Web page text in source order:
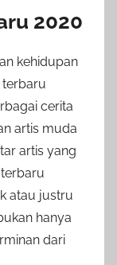
2020
kehidupan
terbaru
cerita
artis muda
artis yang
atau justru
hanya
dari